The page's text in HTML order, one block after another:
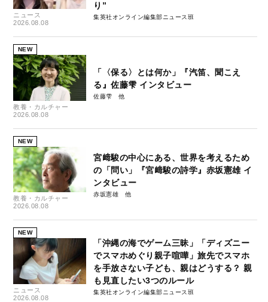
ニュース
2026.08.08
り”
集英社オンライン編集部ニュース班
NEW
教養・カルチャー
2026.08.08
「〈保る〉とは何か」『汽笛、聞こえ
る』佐藤雫 インタビュー
佐藤雫
NEW
教養・カルチャー
2026.08.08
宮﨑駿の中心にある、世界を考えるため
の「問い」『宮﨑駿の詩学』赤坂憲雄 イ
ンタビュー
赤坂憲雄
NEW
ニュース
2026.08.08
「沖縄の海でゲーム三昧」「ディズニー
でスマホめぐり親子喧嘩」旅先でスマホ
を手放さない子ども、親はどうする？ 親
も見直したい3つのルール
集英社オンライン編集部ニュース班